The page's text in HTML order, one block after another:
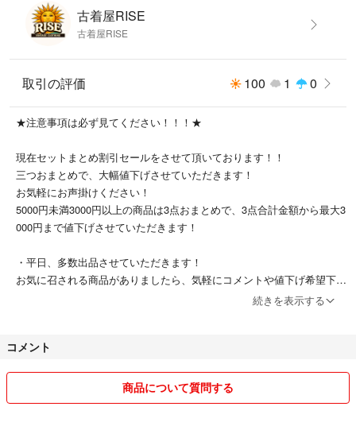
●値下げ交渉
ご希望の金額をコメントしていただければ、出来るだけ意見に添えるよう
頑張ります。
気軽にコメント下さい！
※値下げ交渉は即決していただく方のみコメントをお願いします。
◉発送日時
月、水、金曜日に発送致します。
◉注意事項◉
サイズ感は掲載している寸法をお手持ちの衣類と比較することをお勧め致
でしたら、問題なくお使い頂けるコンディションかと思います。しかしな
がらあくまで古着になりますので、古着にご理解頂けない方、神経質な方
古着屋RISE
古着屋RISE
取引の評価 100 1 0
★注意事項は必ず見てください！！！★
現在セットまとめ割引セールをさせて頂いております！！
三つおまとめで、大幅値下げさせていただきます！
お気軽にお声掛けください！
5000円未満3000円以上の商品は3点おまとめで、3点合計金額から最大3
000円まで値下げさせていただきます！
・平日、多数出品させていただきます！
お気に召される商品がありましたら、気軽にコメントや値下げ希望下さ
い。なるべくお客様のご希望に沿ったご金額で提供したいと思っており
↓↓↓↓↓↓↓↓↓↓↓↓↓↓↓
続きを表示する
コメント
商品について質問する